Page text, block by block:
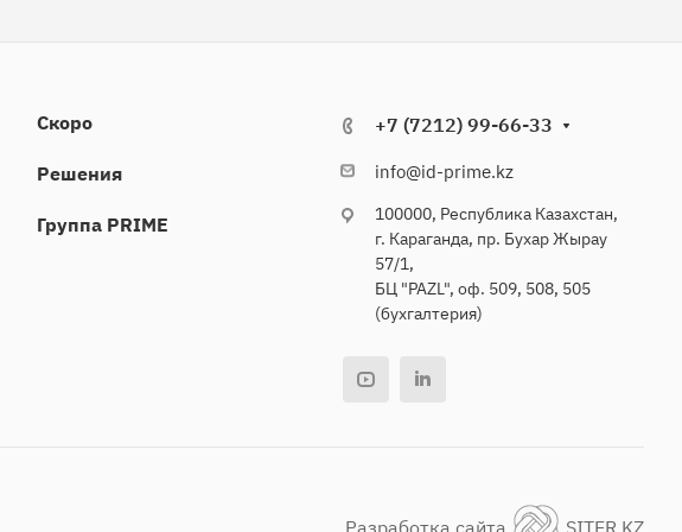
Скоро
Решения
Группа PRIME
+7 (7212) 99-66-33
info@id-prime.kz
100000, Республика Казахстан,
г. Караганда, пр. Бухар Жырау
57/1,
БЦ "PAZL", оф. 509, 508, 505
(бухгалтерия)
Разработка сайта SITER.KZ